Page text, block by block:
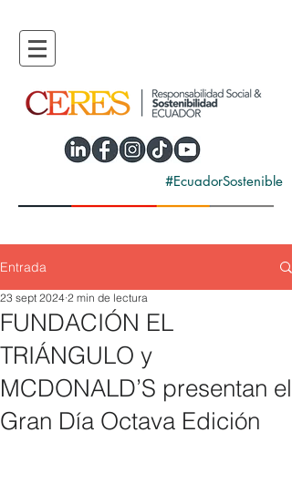
#EcuadorSostenible
Entrada
FUNDACIÓN EL
TRIÁNGULO y
MCDONALD’S presentan el
Gran Día Octava Edición
23 sept 2024 2 min de lectura